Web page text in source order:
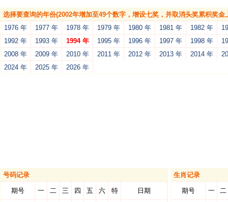
选择要查询的年份(2002年增加至49个数字，增设七奖，并取消头奖累积奖
1976 年
1977 年 1978 年 1979 年 1980 年 1981 年 1982 年
1992 年
1993 年 1994 年 1995 年 1996 年 1997 年 1998 年
2008 年
2009 年 2010 年 2011 年 2012 年 2013 年 2014 年
2024 年
2025 年 2026 年
号码记录
期号 一 二 三 四 五 六 特 日期
生肖记录
期号 一 二